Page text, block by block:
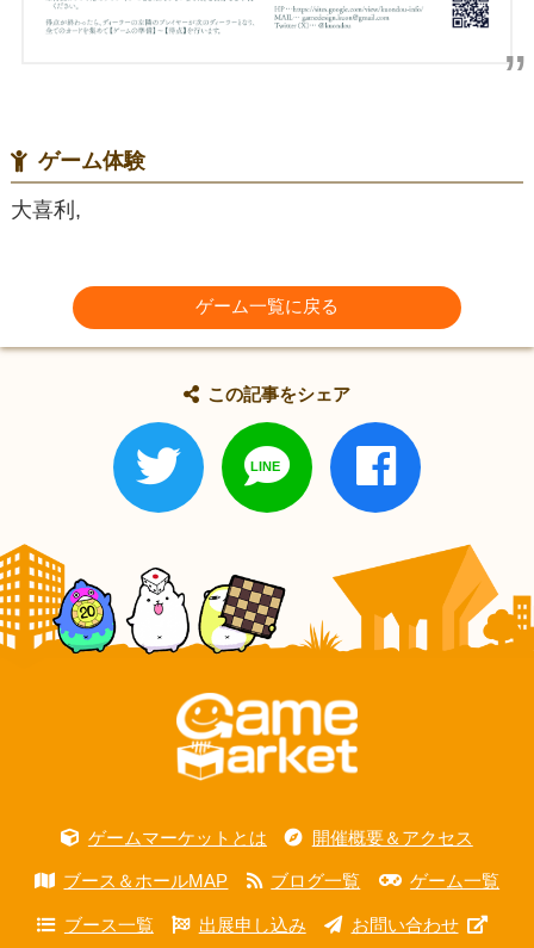
ゲーム体験
大喜利,
ゲーム一覧に戻る
この記事をシェア
ゲームマーケットとは 開催概要＆アクセス
ブース＆ホールMAP ブログ一覧 ゲーム一覧
ブース一覧 出展申し込み お問い合わせ